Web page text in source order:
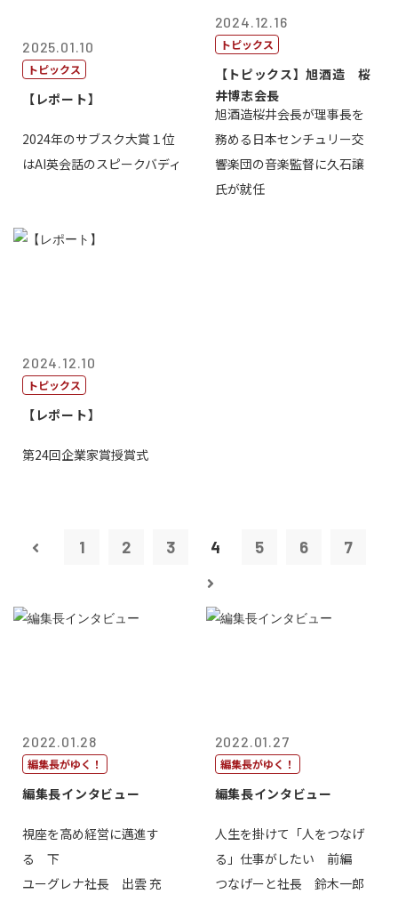
2025.01.10
トピックス
【レポート】
2024年のサブスク大賞１位
はAI英会話のスピークバディ
2024.12.16
トピックス
【トピックス】旭酒造 桜
井博志会長
旭酒造桜井会長が理事長を
務める日本センチュリー交
響楽団の音楽監督に久石譲
氏が就任
2024.12.10
トピックス
【レポート】
第24回企業家賞授賞式
1 2 3 4 5 6 7
2022.01.28
編集長がゆく！
編集長インタビュー
視座を高め経営に邁進す
る 下
ユーグレナ社長 出雲 充
2022.01.27
編集長がゆく！
編集長インタビュー
人生を掛けて「人をつなげ
る」仕事がしたい 前編
つなげーと社長 鈴木一郎